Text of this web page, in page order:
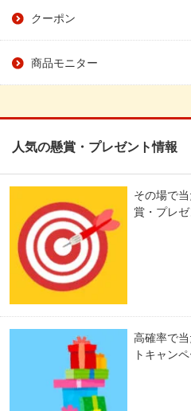
クーポン
商品モニター
人気の懸賞・プレゼント情報
その場で
賞・プレ
高確率で
トキャン